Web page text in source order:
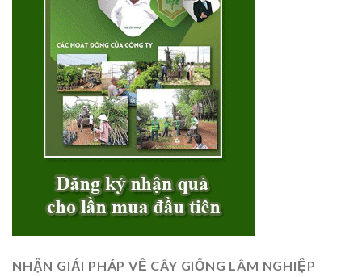
NHẬN GIẢI PHÁP VỀ CÂY GIỐNG LÂM NGHIỆP